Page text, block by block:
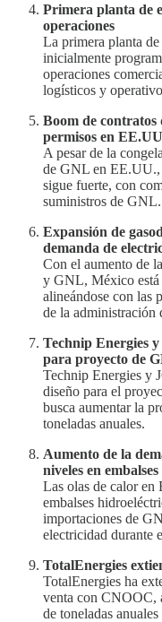
Primera planta de
operaciones
La primera planta
inicialmente
operaciones
logísticos y
Boom de contratos
permisos en
A pesar de la
de GNL en EE.UU.,
sigue fuerte, con
suministros de GNL.
Expansión de
demanda de
Con el aumento de
y GNL, México está
alineándose con las
de la administración
Technip Energies
para proyecto de
Technip Energies y
diseño para el
busca aumentar la
toneladas anuales.
Aumento de la
niveles en
Las olas de calor en
embalses
importaciones de
electricidad durante
TotalEnergies
TotalEnergies ha
venta con CNOOC,
de toneladas